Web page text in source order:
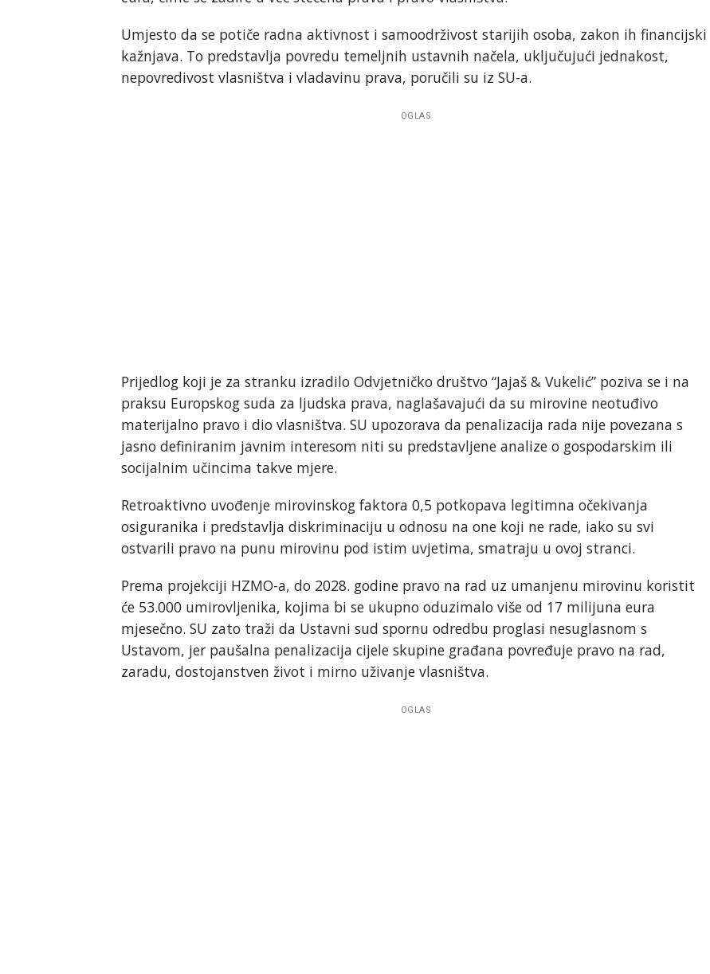
Umjesto da se potiče radna aktivnost i samoodrživost starijih osoba, zakon ih financijski
kažnjava. To predstavlja povredu temeljnih ustavnih načela, uključujući jednakost,
nepovredivost vlasništva i vladavinu prava, poručili su iz SU-a.
OGLAS
Prijedlog koji je za stranku izradilo Odvjetničko društvo “Jajaš & Vukelić” poziva se i na
praksu Europskog suda za ljudska prava, naglašavajući da su mirovine neotuđivo
materijalno pravo i dio vlasništva. SU upozorava da penalizacija rada nije povezana s
jasno definiranim javnim interesom niti su predstavljene analize o gospodarskim ili
socijalnim učincima takve mjere.
Retroaktivno uvođenje mirovinskog faktora 0,5 potkopava legitimna očekivanja
osiguranika i predstavlja diskriminaciju u odnosu na one koji ne rade, iako su svi
ostvarili pravo na punu mirovinu pod istim uvjetima, smatraju u ovoj stranci.
Prema projekciji HZMO-a, do 2028. godine pravo na rad uz umanjenu mirovinu koristit
će 53.000 umirovljenika, kojima bi se ukupno oduzimalo više od 17 milijuna eura
mjesečno. SU zato traži da Ustavni sud spornu odredbu proglasi nesuglasnom s
Ustavom, jer paušalna penalizacija cijele skupine građana povređuje pravo na rad,
zaradu, dostojanstven život i mirno uživanje vlasništva.
OGLAS